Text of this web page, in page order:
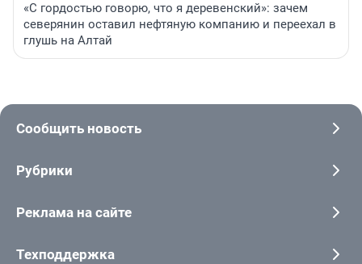
«С гордостью говорю, что я деревенский»: зачем
северянин оставил нефтяную компанию и переехал в
глушь на Алтай
Сообщить новость
Рубрики
Реклама на сайте
Техподдержка